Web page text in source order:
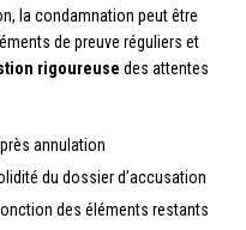
la condamnation peut être
de preuve réguliers et
rigoureuse des attentes
annulation
du dossier d’accusation
des éléments restants